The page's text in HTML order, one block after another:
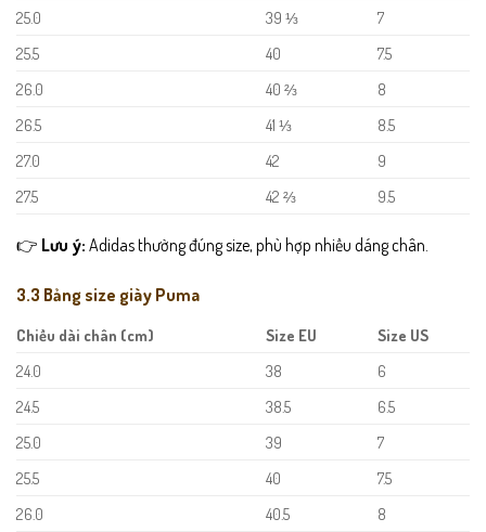
25.0
39 ⅓
7
25.5
40
7.5
26.0
40 ⅔
8
26.5
41 ⅓
8.5
27.0
42
9
27.5
42 ⅔ 9.5
👉 Lưu ý: Adidas thường đúng size, phù hợp nhiều dáng chân.
3.3 Bảng size giày Puma
Chiều dài chân (cm) Size EU
Size US
24.0
38
6
24.5
38.5
6.5
25.0
39
7
25.5
40
7.5
26.0
40.5
8